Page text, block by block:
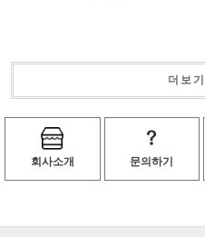
더보기
회사소개 문의하기